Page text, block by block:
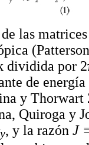
las
dividida por
de
y
Quiroga y
, y la razón J